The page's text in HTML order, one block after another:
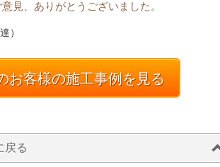
見、ありがとうございました。
）
お客様の施工事例を見る
戻る